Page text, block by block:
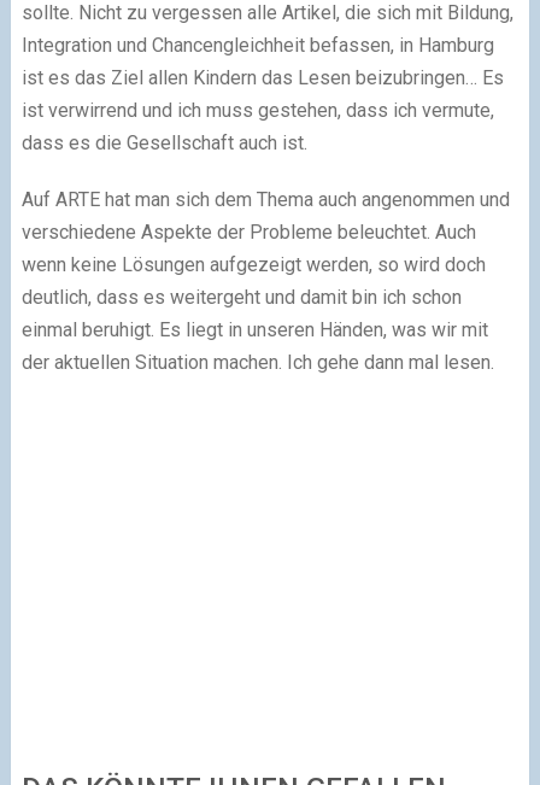
sollte. Nicht zu vergessen alle Artikel, die sich mit Bildung,
Integration und Chancengleichheit befassen, in Hamburg
ist es das Ziel allen Kindern das Lesen beizubringen… Es
ist verwirrend und ich muss gestehen, dass ich vermute,
dass es die Gesellschaft auch ist.
Auf ARTE hat man sich dem Thema auch angenommen und
verschiedene Aspekte der Probleme beleuchtet. Auch
wenn keine Lösungen aufgezeigt werden, so wird doch
deutlich, dass es weitergeht und damit bin ich schon
einmal beruhigt. Es liegt in unseren Händen, was wir mit
der aktuellen Situation machen. Ich gehe dann mal lesen.